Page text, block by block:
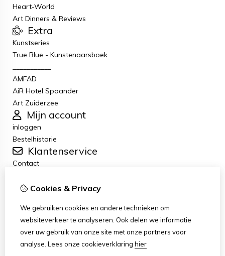
Heart-World
Art Dinners & Reviews
Extra
Kunstseries
True Blue - Kunstenaarsboek
AMFAD
AiR Hotel Spaander
Art Zuiderzee
Mijn account
inloggen
Bestelhistorie
Klantenservice
Contact
Algemene voorwaarden
Disclaimer
Disclaimer-e-mail
Copyright
Stichting Art Zuiderzee Route
Cookies & Privacy
We gebruiken cookies en andere technieken om
websiteverkeer te analyseren. Ook delen we informatie
over uw gebruik van onze site met onze partners voor
analyse. Lees onze cookieverklaring hier